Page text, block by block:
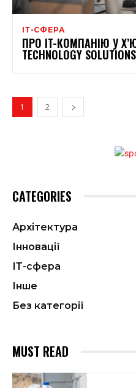
ІТ-СФЕРА
ПРО IT-КОМПАНІЮ У
TECHNOLOGY SOLUTIONS
1 2
CATEGORIES
Архітектура
Інновації
ІТ-сфера
Інше
Без категорії
MUST READ